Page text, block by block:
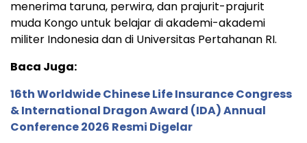
menerima taruna, perwira, dan prajurit-prajurit
muda Kongo untuk belajar di akademi-akademi
militer Indonesia dan di Universitas Pertahanan RI.
Baca Juga:
16th Worldwide Chinese Life Insurance Congress
& International Dragon Award (IDA) Annual
Conference 2026 Resmi Digelar